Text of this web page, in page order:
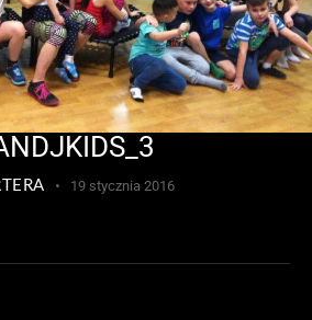
19 stycznia 2016